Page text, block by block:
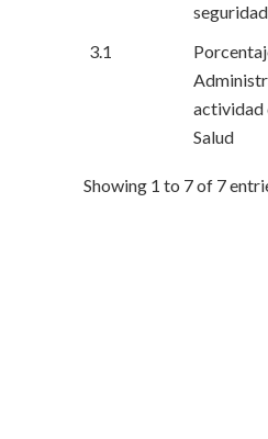
3.1
actividad
Salud
Showing 1 to 7 of 7